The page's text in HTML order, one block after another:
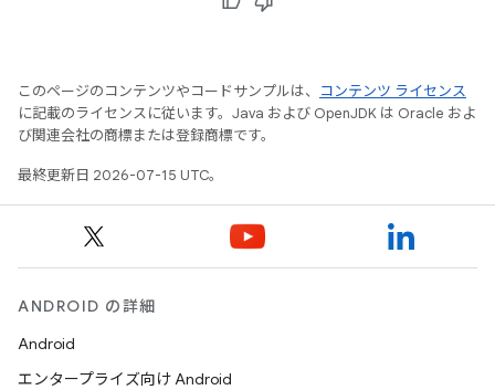
このページのコンテンツやコードサンプルは、
コンテンツ ライセンス
に記載のライセンスに従います。Java および OpenJDK は Oracle およ
び関連会社の商標または登録商標です。
最終更新日 2026-07-15 UTC。
ANDROID の詳細
Android
エンタープライズ向け Android